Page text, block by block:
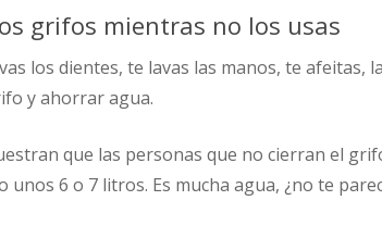
grifos mientras no los usas
los dientes, te lavas las manos, te
y ahorrar agua.
que las personas que no cierran el
unos 6 o 7 litros. Es mucha agua, ¿no te